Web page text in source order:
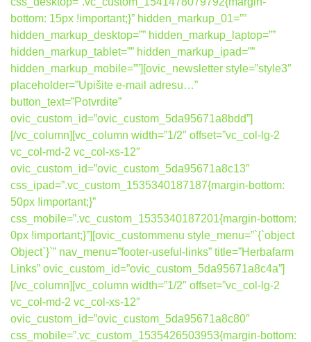
bottom: 15px !important;}” hidden_markup_01=””
hidden_markup_desktop=”” hidden_markup_laptop=””
hidden_markup_tablet=”” hidden_markup_ipad=””
hidden_markup_mobile=””][ovic_newsletter style=”style3″
placeholder=”Upišite e-mail adresu…”
button_text=”Potvrdite”
ovic_custom_id=”ovic_custom_5da95671a8bdd”]
[/vc_column][vc_column width=”1/2″ offset=”vc_col-lg-2
vc_col-md-2 vc_col-xs-12″
ovic_custom_id=”ovic_custom_5da95671a8c13″
css_ipad=”.vc_custom_1535340187187{margin-bottom:
50px !important;}”
css_mobile=”.vc_custom_1535340187201{margin-bottom:
0px !important;}”][ovic_custommenu style_menu=”`{`object
Object`}`” nav_menu=”footer-useful-links” title=”Herbafarm
Links” ovic_custom_id=”ovic_custom_5da95671a8c4a”]
[/vc_column][vc_column width=”1/2″ offset=”vc_col-lg-2
vc_col-md-2 vc_col-xs-12″
ovic_custom_id=”ovic_custom_5da95671a8c80″
css_mobile=”.vc_custom_1535426503953{margin-bottom: